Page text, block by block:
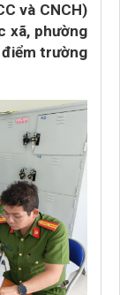
và CNCH)
xã, phường
trường